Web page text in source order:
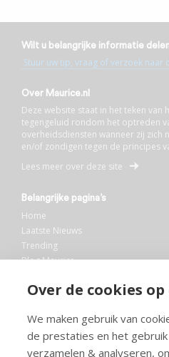
Over de cookies
We maken gebruik van
de prestaties en het
verzamelen & analyseren,
Wilt u belangrijke informatie
Stuur uw tip, vraag of verzoek naar
Over Maurice.nl
Deze website staat in het teken van
tegengeluid rondom het optreden
overheidsdiensten wanneer zij zich
en/of zondigen tegen de principes
Lees meer over deze site
Belangrijke pagina’s
Home
Laatste Nieuws
Trending
Blog Maurice
Bibliotheek
Info en service
FAQ